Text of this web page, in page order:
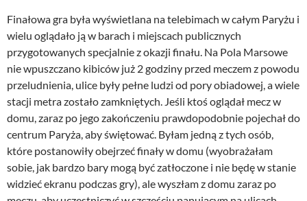
Finałowa gra była wyświetlana na telebimach w całym Paryżu i
wielu oglądało ją w barach i miejscach publicznych
przygotowanych specjalnie z okazji finału. Na Pola Marsowe
nie wpuszczano kibiców już 2 godziny przed meczem z powodu
przeludnienia, ulice były pełne ludzi od pory obiadowej, a wiele
stacji metra zostało zamkniętych. Jeśli ktoś oglądał mecz w
domu, zaraz po jego zakończeniu prawdopodobnie pojechał do
centrum Paryża, aby świętować. Byłam jedną z tych osób,
które postanowiły obejrzeć finały w domu (wyobrażałam
sobie, jak bardzo bary mogą być zatłoczone i nie będę w stanie
widzieć ekranu podczas gry), ale wyszłam z domu zaraz po